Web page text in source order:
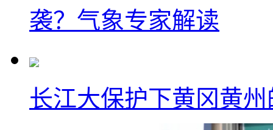
袭？气象专家解读
长江大保护下黄冈黄